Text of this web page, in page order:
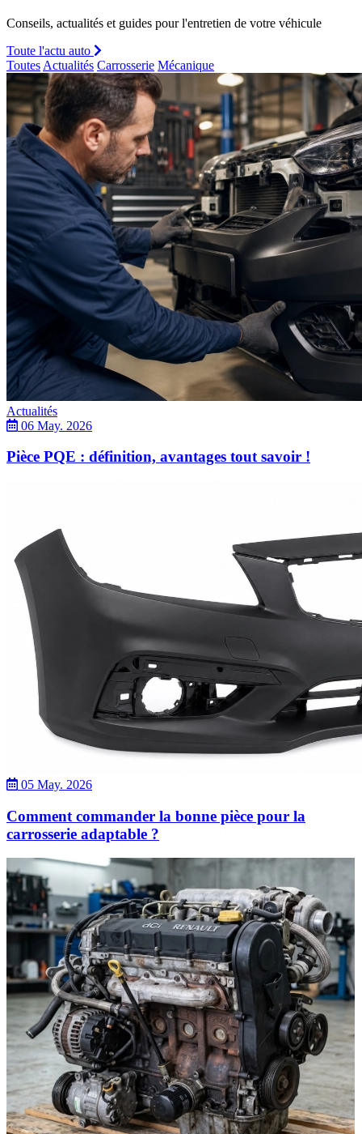
Conseils, actualités et guides pour l'entretien de votre véhicule
Toute l'actu auto
Toutes Actualités Carrosserie Mécanique
Actualités
06 May. 2026
Pièce PQE : définition, avantages tout savoir !
05 May. 2026
Comment commander la bonne pièce pour la
carrosserie adaptable ?